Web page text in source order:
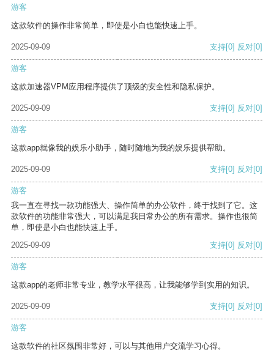
游客
这款软件的操作非常简单，即使是小白也能快速上手。
2025-09-09 支持[0] 反对[0]
游客
这款加速器VPM应用程序提供了顶级的安全性和隐私保护。
2025-09-09 支持[0] 反对[0]
游客
这款app就像我的娱乐小助手，随时随地为我的娱乐提供帮助。
2025-09-09 支持[0] 反对[0]
游客
我一直在寻找一款功能强大、操作简单的办公软件，终于找到了它。这
款软件的功能非常强大，可以满足我日常办公的所有需求。操作也很简
单，即使是小白也能快速上手。
2025-09-09
支持[0] 反对[0]
游客
这款app的老师非常专业，教学水平很高，让我能够学到实用的知识。
2025-09-09 支持[0] 反对[0]
游客
这款软件的社区氛围非常好，可以与其他用户交流学习心得。